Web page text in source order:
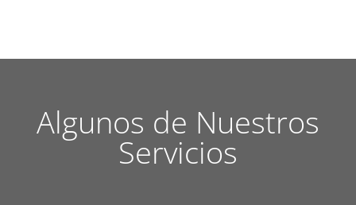
Algunos de Nuestros
Servicios